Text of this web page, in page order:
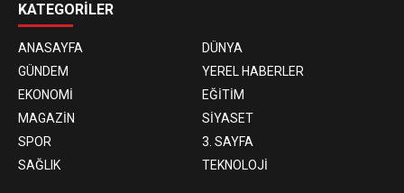
KATEGORİLER
ANASAYFA
DÜNYA
GÜNDEM
YEREL HABERLER
EKONOMİ
EĞİTİM
MAGAZİN
SİYASET
SPOR
3. SAYFA
SAĞLIK
TEKNOLOJİ